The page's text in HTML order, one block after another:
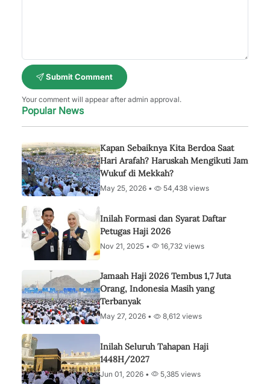
Submit Comment
Your comment will appear after admin approval.
Popular News
Kapan Sebaiknya Kita Berdoa Saat
Hari Arafah? Haruskah Mengikuti Jam
Wukuf di Mekkah?
May 25, 2026 • 54,438 views
Inilah Formasi dan Syarat Daftar
Petugas Haji 2026
Nov 21, 2025 • 16,732 views
Jamaah Haji 2026 Tembus 1,7 Juta
Orang, Indonesia Masih yang
Terbanyak
May 27, 2026 • 8,612 views
Inilah Seluruh Tahapan Haji
1448H/2027
Jun 01, 2026 • 5,385 views